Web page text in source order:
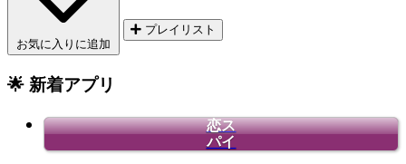
お気に入りに追加
プレイリスト
🌟 新着アプリ
恋ス
パイ